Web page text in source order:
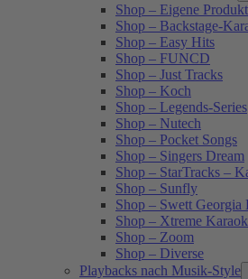
Shop – Eigene
Shop – Backstage-
Shop – Easy Hits
Shop – FUNCD
Shop – Just Tracks
Shop – Koch
Shop – Legends-Series
Shop – Nutech
Shop – Pocket Songs
Shop – Singers Dream
Shop – StarTracks –
Shop – Sunfly
Shop – Swett Georgia
Shop – Xtreme
Shop – Zoom
Shop – Diverse
Playbacks nach Musik-Style